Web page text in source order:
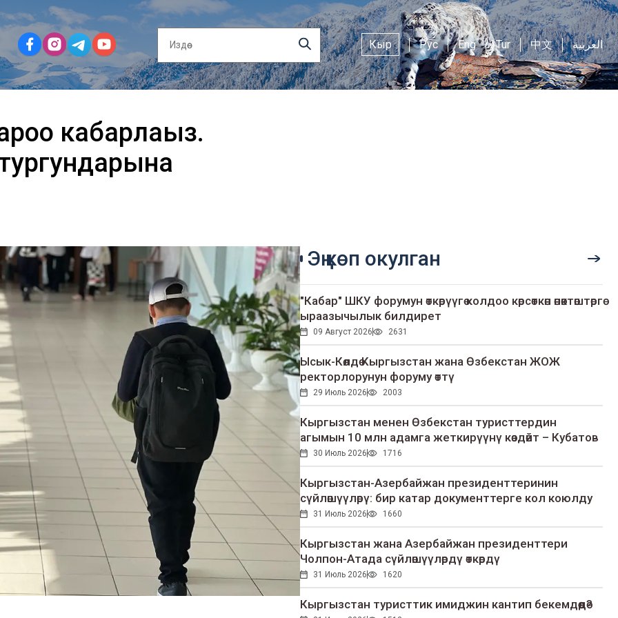
Кыр Рус Eng Tur 中文 العربية
кабарлаңыз.
Эң көп окулган
"Кабар" ШКУ форумун өткөрүүгө колдоо көрсөткөн өнөктөштөргө
ыраазычылык билдирет
09 Август 2026 2631
Ысык-Көлдө Кыргызстан жана Өзбекстан ЖОЖ
ректорлорунун форуму өттү
29 Июль 2026 2003
Кыргызстан менен Өзбекстан туристтердин
агымын 10 млн адамга жеткирүүнү көздөйт – Кубатов
30 Июль 2026 1716
Кыргызстан-Азербайжан президенттеринин
сүйлөшүүлөрү: бир катар документтерге кол коюлду
31 Июль 2026 1660
Кыргызстан жана Азербайжан президенттери
Чолпон-Атада сүйлөшүүлөрдү өткөрдү
31 Июль 2026 1620
Кыргызстан туристтик имиджин кантип бекемдөөдө?